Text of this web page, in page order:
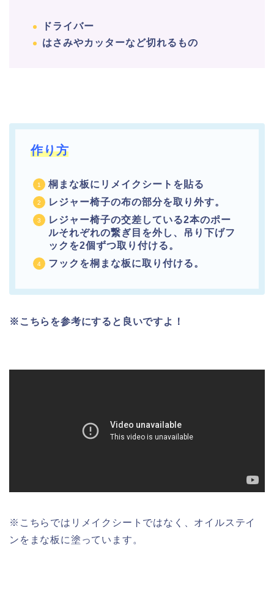
ドライバー
はさみやカッターなど切れるもの
作り方
桐まな板にリメイクシートを貼る
レジャー椅子の布の部分を取り外す。
レジャー椅子の交差している2本のポー
ルそれぞれの繋ぎ目を外し、吊り下げフ
ックを2個ずつ取り付ける。
フックを桐まな板に取り付ける。
※こちらを参考にすると良いですよ！
※こちらではリメイクシートではなく、オイルステイ
ンをまな板に塗っています。